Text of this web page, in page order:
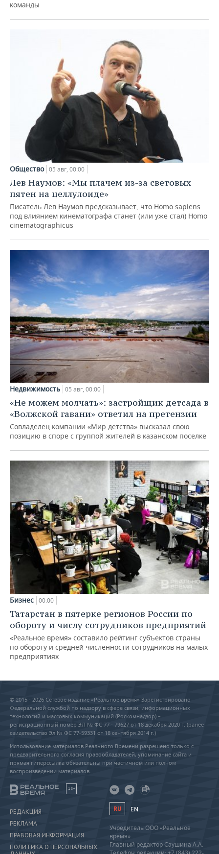
команды
Общество 05 авг, 00:00
Лев Наумов: «Мы плачем из-за световых
пятен на целлулоиде»
Писатель Лев Наумов предсказывает, что Homo sapiens
под влиянием кинематографа станет (или уже стал) Homo
cinematographicus
Недвижимость 05 авг, 00:00
«Не можем молчать»: застройщик детсада в
«Волжской гавани» ответил на претензии
Совладелец компании «Мир детства» высказал свою
позицию в споре с группой жителей в казанском поселке
Бизнес 00:00
Татарстан в пятерке регионов России по
обороту и числу сотрудников предприятий
«Реальное время» составило рейтинг субъектов страны
по обороту и средней численности сотрудников на малых
предприятиях
© 2015 - 2026 Сетевое издание «Реальное время» Зарегистрировано
Федеральной службой по надзору в сфере связи, информационных
технологий и массовых коммуникаций (Роскомнадзор) –
регистрационный номер ЭЛ № ФС 77 - 79627 от 18 декабря 2020 г. (ранее
свидетельство Эл № ФС 77-59331 от 18 сентября 2014 г.)
Использование материалов Реального Времени разрешено только с
предварительного согласия правообладателей, упоминание сайта и
прямая гиперссылка обязательны при частичном или полном
воспроизведении материалов.
18+
РЕДАКЦИЯ
РЕКЛАМА
ПРАВОВАЯ ИНФОРМАЦИЯ
ПОЛИТИКА О ПЕРСОНАЛЬНЫХ
RU EN
Учредитель ООО «Реальное
время»
Главный редактор Саушина А.А.